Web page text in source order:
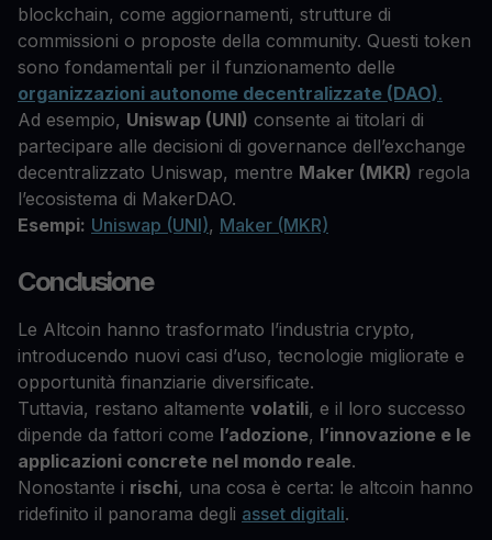
blockchain, come aggiornamenti, strutture di
commissioni o proposte della community. Questi token
sono fondamentali per il funzionamento delle
organizzazioni autonome decentralizzate (DAO).
Ad esempio, Uniswap (UNI) consente ai titolari di
partecipare alle decisioni di governance dell’exchange
decentralizzato Uniswap, mentre Maker (MKR) regola
l’ecosistema di MakerDAO.
Esempi: Uniswap (UNI), Maker (MKR)
Conclusione
Le Altcoin hanno trasformato l’industria crypto,
introducendo nuovi casi d’uso, tecnologie migliorate e
opportunità finanziarie diversificate.
Tuttavia, restano altamente volatili, e il loro successo
dipende da fattori come l’adozione, l’innovazione e le
applicazioni concrete nel mondo reale.
Nonostante i rischi, una cosa è certa: le altcoin hanno
ridefinito il panorama degli asset digitali.